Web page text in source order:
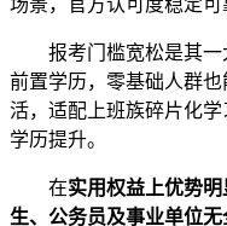
报考门槛宽松是其一
前置学历，零基础人群
活，适配上班族碎片化
学历提升。
在实用权益上优势
生、公务员及事业单位